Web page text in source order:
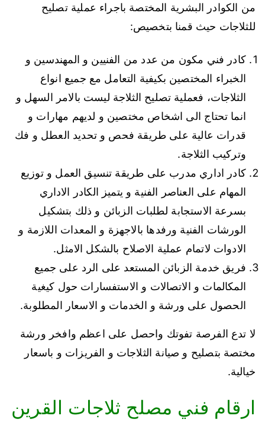
من الكوادر البشرية المختصة باجراء عملية تصليح
للثلاجات حيث قمنا بتخصيص:
كادر فني مكون من عدد من الفنيين و المهندسين و
الخبراء المختصين بكيفية التعامل مع جميع انواع
الثلاجات، فعملية تصليح الثلاجة ليست بالامر السهل و
انما تحتاج الى اشخاص مختصين و لديهم مهارات و
قدرات عالية على طريقة فحص و تحديد العطل و فك
وتركيب الثلاجة.
كادر اداري مدرب على طريقة تنسيق العمل و توزيع
المهام على العناصر الفنية و يتميز الكادر الاداري
بسرعة الاستجابة لطلبات الزبائن و ذلك بتشكيل
الورشات الفنية ورفدها بالاجهزة و المعدات اللازمة و
الادوات لاتمام عملية الاصلاح بالشكل الامثل.
فريق خدمة الزبائن المستعد على الرد على جميع
المكالمات و الاتصالات و الاستفسارات حول كيغية
الحصول على ورشة و الخدمات و الاسعار المطلوبة.
لا تدع الفرصة تفوتك واحصل على اعظم وافخر ورشة
مختصة بتصليح و صيانة الثلاجات و الفريزات و باسعار
خيالية.
ارقام فني مصلح ثلاجات القرين